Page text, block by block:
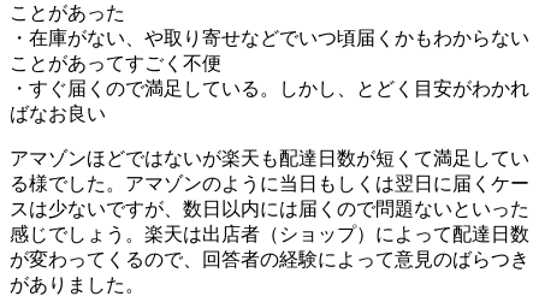
ことがあった
・在庫がない、や取り寄せなどでいつ頃届くかもわからない
ことがあってすごく不便
・すぐ届くので満足している。しかし、とどく目安がわかれ
ばなお良い
アマゾンほどではないが楽天も配達日数が短くて満足してい
る様でした。アマゾンのように当日もしくは翌日に届くケー
スは少ないですが、数日以内には届くので問題ないといった
感じでしょう。楽天は出店者（ショップ）によって配達日数
が変わってくるので、回答者の経験によって意見のばらつき
がありました。